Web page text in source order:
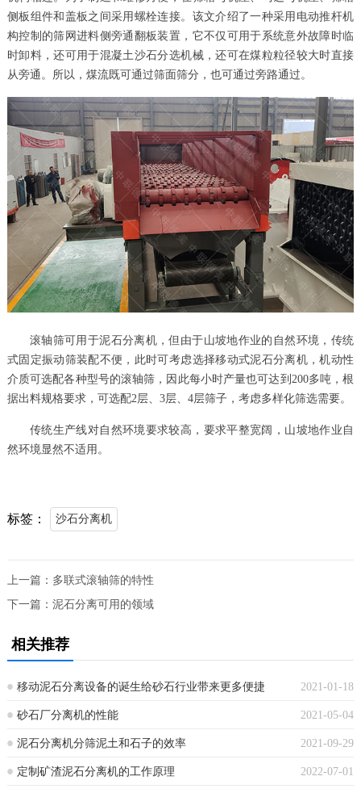
侧板组件和盖板之间采用螺栓连接。该文介绍了一种采用电动推杆机
构控制的筛网进料侧旁通翻板装置，它不仅可用于系统意外故障时临
时卸料，还可用于混凝土沙石分选机械，还可在煤粒粒径较大时直接
从旁通。所以，煤流既可通过筛面筛分，也可通过旁路通过。
滚轴筛可用于泥石分离机，但由于山坡地作业的自然环境，传统
式固定振动筛装配不便，此时可考虑选择移动式泥石分离机，机动性
介质可选配各种型号的滚轴筛，因此每小时产量也可达到200多吨，根
据出料规格要求，可选配2层、3层、4层筛子，考虑多样化筛选需要。
传统生产线对自然环境要求较高，要求平整宽阔，山坡地作业自
然环境显然不适用。
标签： 沙石分离机
上一篇： 多联式滚轴筛的特性
下一篇： 泥石分离可用的领域
相关推荐
2021-01-18
移动泥石分离设备的诞生给砂石行业带来更多便捷
2021-05-04
砂石厂分离机的性能
2021-09-29
泥石分离机分筛泥土和石子的效率
2022-07-01
定制矿渣泥石分离机的工作原理